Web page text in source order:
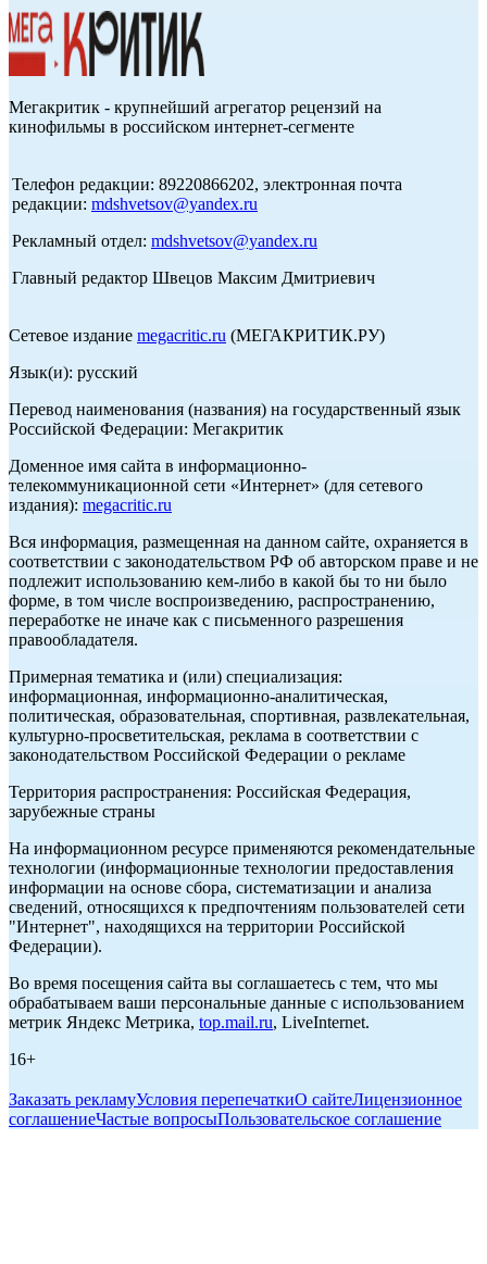
Мегакритик - крупнейший агрегатор рецензий на
кинофильмы в российском интернет-сегменте
Телефон редакции: 89220866202, электронная почта
редакции: mdshvetsov@yandex.ru
Рекламный отдел: mdshvetsov@yandex.ru
Главный редактор Швецов Максим Дмитриевич
Сетевое издание megacritic.ru (МЕГАКРИТИК.РУ)
Язык(и): русский
Перевод наименования (названия) на государственный язык
Российской Федерации: Мегакритик
Доменное имя сайта в информационно-
телекоммуникационной сети «Интернет» (для сетевого
издания): megacritic.ru
Вся информация, размещенная на данном сайте, охраняется в
соответствии с законодательством РФ об авторском праве и не
подлежит использованию кем-либо в какой бы то ни было
форме, в том числе воспроизведению, распространению,
переработке не иначе как с письменного разрешения
правообладателя.
Примерная тематика и (или) специализация:
информационная, информационно-аналитическая,
политическая, образовательная, спортивная, развлекательная,
культурно-просветительская, реклама в соответствии с
законодательством Российской Федерации о рекламе
Территория распространения: Российская Федерация,
зарубежные страны
На информационном ресурсе применяются рекомендательные
технологии (информационные технологии предоставления
информации на основе сбора, систематизации и анализа
сведений, относящихся к предпочтениям пользователей сети
"Интернет", находящихся на территории Российской
Федерации).
Во время посещения сайта вы соглашаетесь с тем, что мы
обрабатываем ваши персональные данные с использованием
метрик Яндекс Метрика, top.mail.ru, LiveInternet.
16+
Заказать рекламуУсловия перепечаткиО сайтеЛицензионное
соглашениеЧастые вопросыПользовательское соглашение